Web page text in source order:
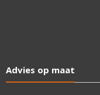
Advies op maat